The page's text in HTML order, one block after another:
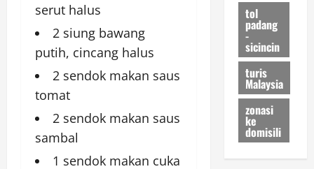
serut halus
2 siung bawang
putih, cincang halus
2 sendok makan saus
tomat
2 sendok makan saus
sambal
1 sendok makan cuka
tol
padang
-
sicincin
turis
Malaysia
zonasi
ke
domisili